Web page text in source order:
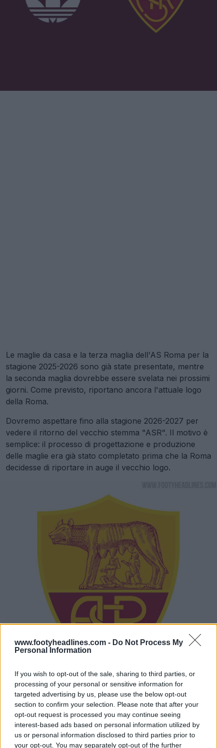
www.footyheadlines.com - Do Not Process My
Personal Information
If you wish to opt-out of the sale, sharing to third parties, or
processing of your personal or sensitive information for
targeted advertising by us, please use the below opt-out
section to confirm your selection. Please note that after your
opt-out request is processed you may continue seeing
interest-based ads based on personal information utilized by
us or personal information disclosed to third parties prior to
your opt-out. You may separately opt-out of the further
Le maglie da casa e la terza maglia dell'AS Roma per la
stagione 2025-2026 sono già state presentate, mentre
la seconda maglia dovrebbe essere svelata nei prossimi
giorni. Come previsto, riportano ancora l'attuale logo
della Roma.
Dovremo aspettare fino alla stagione 2026-2027 per
vedere il ritorno del vecchio stemma "ASR". Il motivo è
semplice: il processo di progettazione e produzione
delle maglie era già stato completato prima che la Roma
decidesse di riportare in auge il vecchio logo.